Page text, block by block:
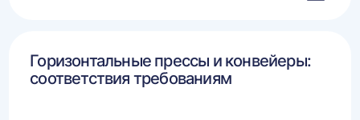
Горизонтальные прессы и конвейеры:
соответствия требованиям